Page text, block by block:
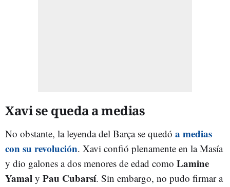
Xavi se queda a medias
No obstante, la leyenda del Barça se quedó a medias
con su revolución. Xavi confió plenamente en la Masía
y dio galones a dos menores de edad como Lamine
Yamal y Pau Cubarsí. Sin embargo, no pudo firmar a